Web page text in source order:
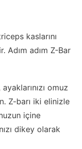
kaslarını
Adım adım Z-Bar
omuz
Z-barı iki elinizle
içine
dikey olarak